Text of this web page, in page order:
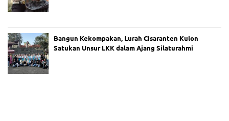
Bangun Kekompakan, Lurah Cisaranten Kulon
Satukan Unsur LKK dalam Ajang Silaturahmi